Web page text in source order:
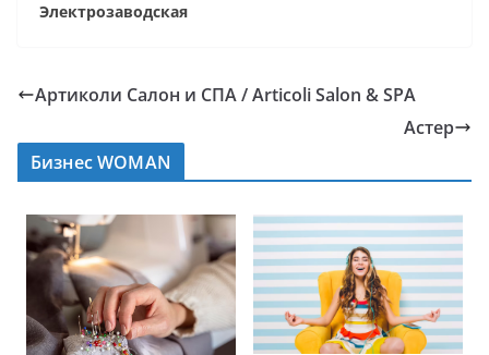
Электрозаводская
Артиколи Салон и СПА / Articoli Salon & SPA
Астер
Бизнес WOMAN